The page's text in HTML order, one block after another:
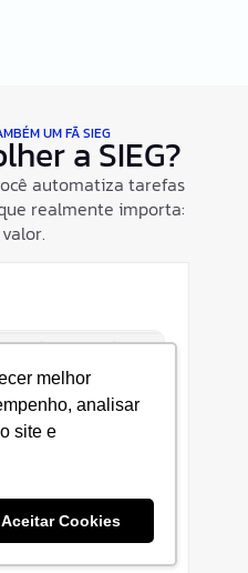
melhor
analisar
site e
Aceitar Cookies
UM FÃ SIEG
a SIEG?
automatiza tarefas
realmente importa:
ou uma